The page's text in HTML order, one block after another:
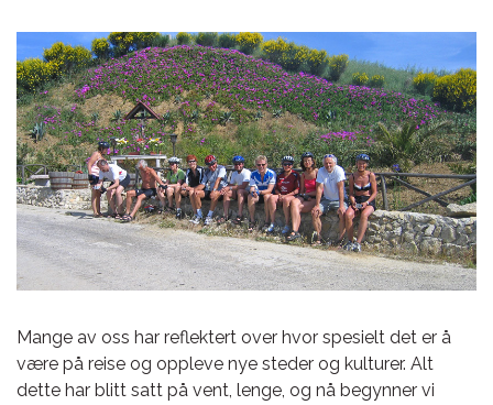
Mange av oss har reflektert over hvor spesielt det er å
være på reise og oppleve nye steder og kulturer. Alt
dette har blitt satt på vent, lenge, og nå begynner vi